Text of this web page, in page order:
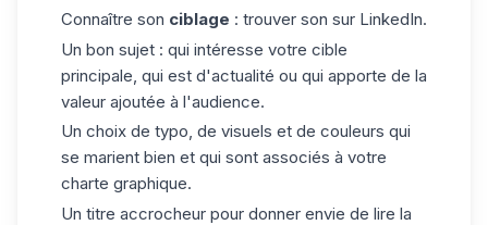
Connaître son ciblage : trouver son sur LinkedIn.
Un bon sujet : qui intéresse votre cible
principale, qui est d'actualité ou qui apporte de la
valeur ajoutée à l'audience.
Un choix de typo, de visuels et de couleurs qui
se marient bien et qui sont associés à votre
charte graphique.
Un titre accrocheur pour donner envie de lire la